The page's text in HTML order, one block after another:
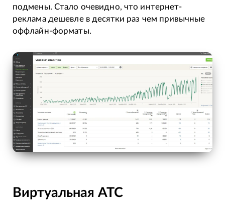
подмены. Стало очевидно, что интернет-
реклама дешевле в десятки раз чем привычные
оффлайн-форматы.
Виртуальная АТС